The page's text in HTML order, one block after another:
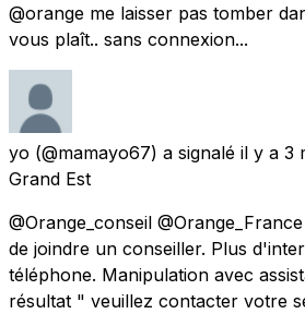
@orange me laisser pas tomber
vous plaît.. sans connexion...
yo (@mamayo67) a signalé il y a 3
Grand Est
@Orange_conseil
de joindre un conseiller. Plus
téléphone. Manipulation avec
résultat " veuillez contacter votre